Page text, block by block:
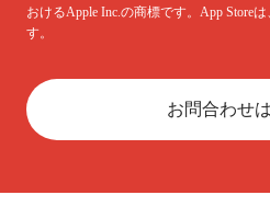
おけるApple Inc.の商標です。App Store
す。
お問合わせ